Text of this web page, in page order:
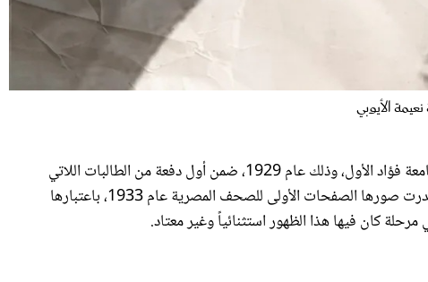
الأيوبي
التحقت نعيمة الأيوبي بجامعة القاهرة، التي كانت تُعرف آنذاك باسم جامعة فؤاد الأول، وذلك عام 1929، ضمن أول دفعة من الطالبات اللاتي
التحقن بهذا الصرح الجامعي. وبعد حصولها على ليسانس الحقوق، تصدرت صورها الصفحات الأولى للصحف المصرية عام 1933، باعتبارها
كان فيها هذا الظهور استثنائياً وغير معتاد.